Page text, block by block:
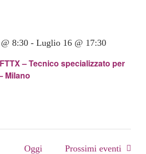
– Tecnico specializzato per
Milano
8:30 - Luglio 16 @ 17:30
Oggi Prossimi eventi